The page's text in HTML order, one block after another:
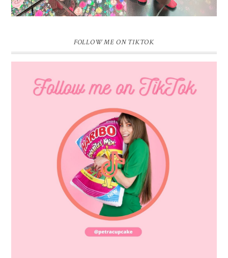
FOLLOW ME ON TIKTOK